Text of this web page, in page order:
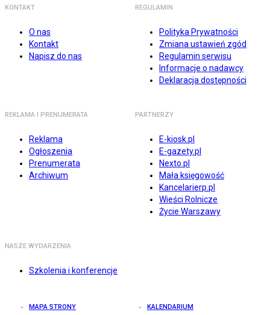
KONTAKT
O nas
Kontakt
Napisz do nas
REGULAMIN
Polityka Prywatności
Zmiana ustawień zgód
Regulamin serwisu
Informacje o nadawcy
Deklaracja dostępności
REKLAMA I PRENUMERATA
Reklama
Ogłoszenia
Prenumerata
Archiwum
PARTNERZY
E-kiosk.pl
E-gazety.pl
Nexto.pl
Mała księgowość
Kancelarierp.pl
Wieści Rolnicze
Życie Warszawy
NASZE WYDARZENIA
Szkolenia i konferencje
MAPA STRONY KALENDARIUM